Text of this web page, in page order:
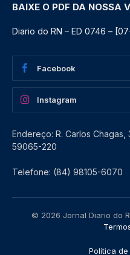
BAIXE O PDF DA NOSSA
Diario do RN – ED 0746 –
Facebook
Instagram
Endereço: R. Carlos Chagas,
59065-220
Telefone: (84) 98105-6070
© 2026 Jornal Diario do
Política